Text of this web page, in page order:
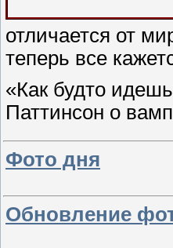
отличается от
теперь все
«Как будто
Паттинсон о
Фото дня
Обновление